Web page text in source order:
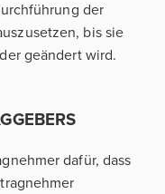
der
bis sie
geändert wird.
dafür, dass